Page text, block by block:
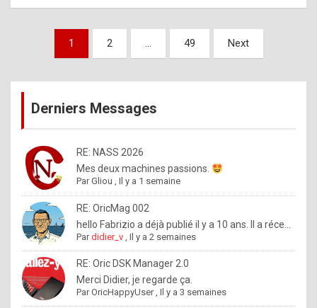
x
a
%
a
d
e
b
y
R
o
Pagination
publications
1 2 … 49 Next
Derniers Messages
RE: NASS 2026
Mes deux machines passions.
ParGliou ,Il y a 1 semaine
RE: OricMag 002
hello Fabrizio a déjà publié il y a 10 ans. Il a réce...
Pardidier_v ,Il y a 2 semaines
RE: Oric DSK Manager 2.0
Merci Didier, je regarde ça.
ParOricHappyUser,Il y a 3 semaines